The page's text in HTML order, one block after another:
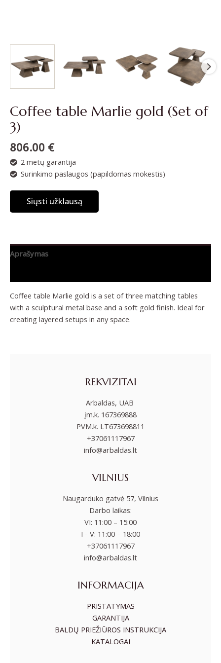
Coffee table Marlie gold (Set of
3)
806.00 €
2 metų garantija
Surinkimo paslaugos (papildomas mokestis)
Siųsti užklausą
Aprašymas
Coffee table Marlie gold is a set of three matching tables
with a sculptural metal base and a soft gold finish. Ideal for
creating layered setups in any space.
REKVIZITAI
Arbaldas, UAB
įm.k. 167369888
PVM.k. LT673698811
+37061117967
info@arbaldas.lt
VILNIUS
Naugarduko gatvė 57, Vilnius
Darbo laikas:
VI: 11:00 – 15:00
I - V: 11:00 – 18:00
+37061117967
info@arbaldas.lt
INFORMACIJA
PRISTATYMAS
GARANTIJA
BALDŲ PRIEŽIŪROS INSTRUKCIJA
KATALOGAI